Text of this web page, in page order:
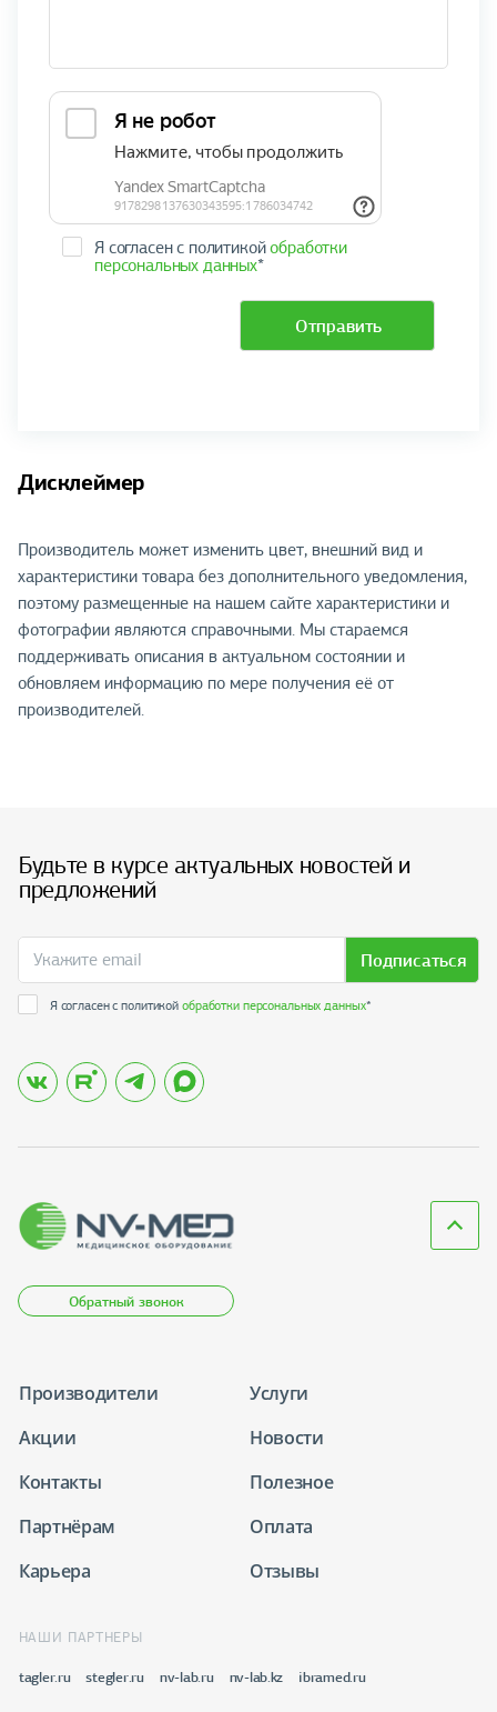
Я согласен с политикойобработки
персональных данных*
Отправить
Дисклеймер
Производитель может изменить цвет, внешний вид и
характеристики товара без дополнительного уведомления,
поэтому размещенные на нашем сайте характеристики и
фотографии являются справочными. Мы стараемся
поддерживать описания в актуальном состоянии и
обновляем информацию по мере получения её от
производителей.
Будьте в курсе актуальных новостей и
предложений
Подписаться
Я согласен с политикойобработки персональных данных*
Обратный звонок
Производители
Услуги
Акции
Новости
Контакты
Полезное
Партнёрам
Оплата
Карьера
Отзывы
НАШИ ПАРТНЕРЫ
tagler.ru stegler.ru nv-lab.ru nv-lab.kz ibramed.ru